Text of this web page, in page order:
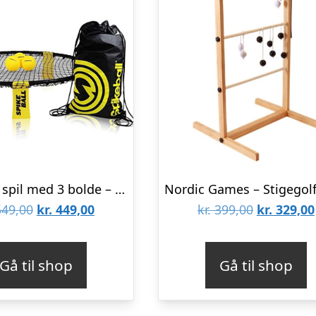
Spikeball spil med 3 bolde – Det originale Spikeball
Den
var:
kr. 549,00.
kr. 449,00Den
kr. 449,00.
Gå til shop
kr.399,00 Den
var:
kr. 399,00.
kr. 329,00
Gå til shop